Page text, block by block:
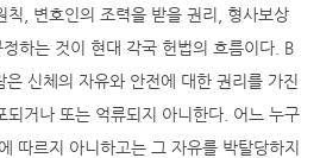
칙, 변호인의 조력을 받을 권리, 형사보상
하는 것이 현대 각국 헌법의 흐름이다. B
신체의 자유와 안전에 대한 권리를 가진
되거나 또는 억류되지 아니한다. 어느 누구
따르지 아니하고는 그 자유를 박탈당하지